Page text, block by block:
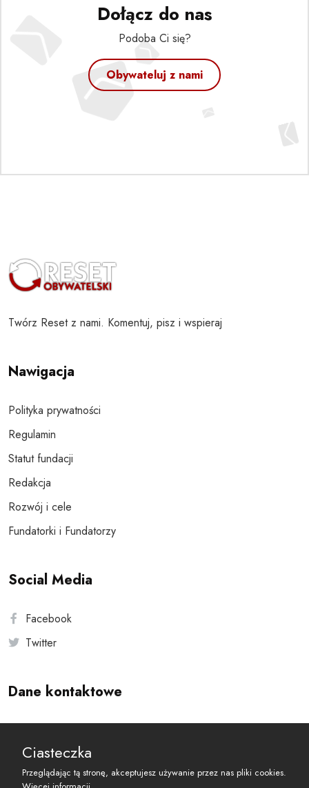
Dołącz do nas
Podoba Ci się?
Obywateluj z nami
Twórz Reset z nami. Komentuj, pisz i wspieraj
Nawigacja
Polityka prywatności
Regulamin
Statut fundacji
Redakcja
Rozwój i cele
Fundatorki i Fundatorzy
Social Media
Facebook
Twitter
Dane kontaktowe
reset@resetobywatelski.pl
Ciasteczka
Przeglądając tą stronę, akceptujesz używanie przez nas pliki cookies.